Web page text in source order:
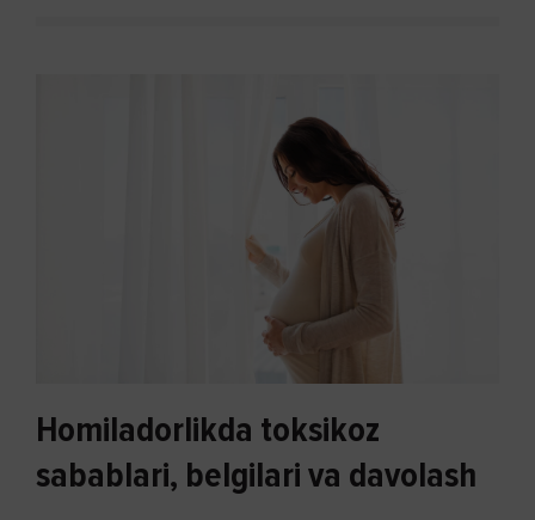
Homiladorlikda toksikoz
sabablari, belgilari va davolash